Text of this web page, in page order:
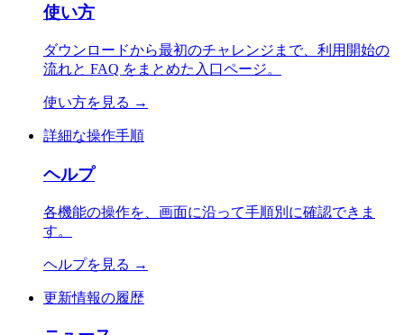
使い方
ダウンロードから最初のチャレンジまで、利用開始の
流れと FAQ をまとめた入口ページ。
使い方を見る →
詳細な操作手順
ヘルプ
各機能の操作を、画面に沿って手順別に確認できま
す。
ヘルプを見る →
更新情報の履歴